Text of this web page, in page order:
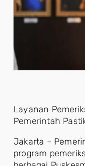
Layanan
Pemerintah
Jakarta –
program